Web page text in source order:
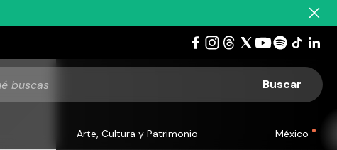
Arte, Cultura y Patrimonio México